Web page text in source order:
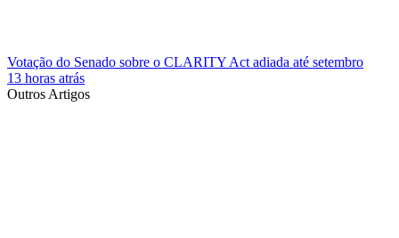
Votação do Senado sobre o CLARITY Act adiada até setembro
13 horas atrás
Outros Artigos